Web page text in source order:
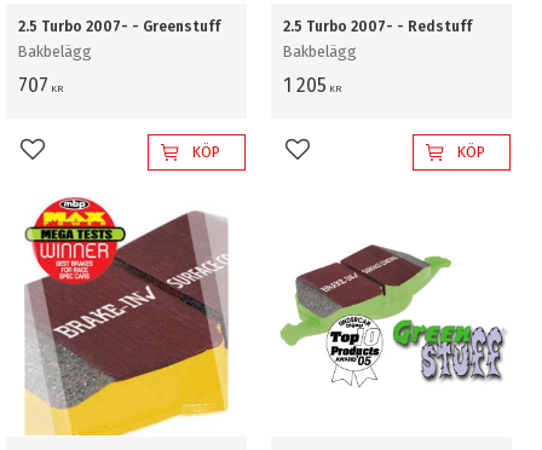
2.5 Turbo 2007- - Greenstuff
Bakbelägg
707 KR
Lägg till i favoriterKÖP
2.5 Turbo 2007- - Redstuff
Bakbelägg
1 205 KR
Lägg till i favoriterKÖP